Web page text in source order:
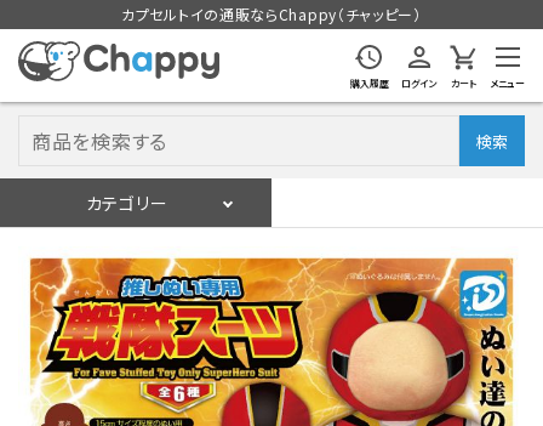
カプセルトイの通販ならChappy（チャッピー）
購入履歴 ログイン カート メニュー
検索
カテゴリー
ログイン 会員登録
入荷スケジュールをチェック
カプセルトイマシン本体